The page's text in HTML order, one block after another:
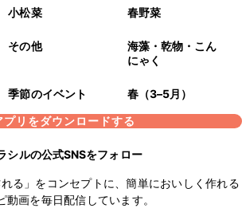
小松菜 春野菜
その他
海藻・乾物・こん
にゃく
季節のイベント
春（3–5月）
プリをダウンロードする
シルの公式SNSをフォロー
れる」をコンセプトに、簡単においしく作れる
動画を毎日配信しています。